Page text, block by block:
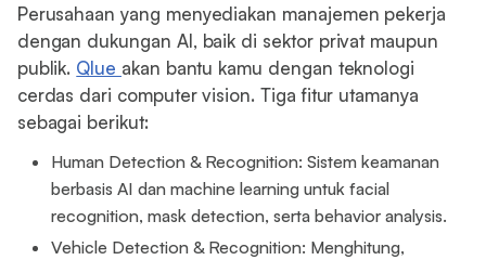
Perusahaan yang menyediakan manajemen pekerja
dengan dukungan AI, baik di sektor privat maupun
publik. Qlue akan bantu kamu dengan teknologi
cerdas dari computer vision. Tiga fitur utamanya
sebagai berikut:
Human Detection & Recognition: Sistem keamanan
berbasis AI dan machine learning untuk facial
recognition, mask detection, serta behavior analysis.
Vehicle Detection & Recognition: Menghitung,